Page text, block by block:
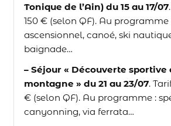
Tonique de l’Ain) du 15 au 17/07
150 € (selon QF). Au
ascensionnel, canoé, ski
baignade…
– Séjour « Découverte sportive
montagne » du 21 au 23/07.
€ (selon QF). Au programme :
canyonning, via ferrata…